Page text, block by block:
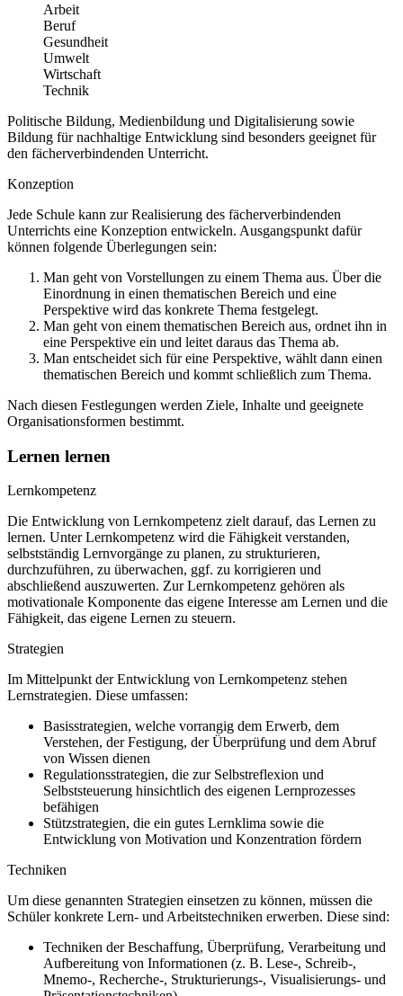
Arbeit
Beruf
Gesundheit
Umwelt
Wirtschaft
Technik
Politische Bildung, Medienbildung und Digitalisierung sowie
Bildung für nachhaltige Entwicklung sind besonders geeignet für
den fächerverbindenden Unterricht.
Konzeption
Jede Schule kann zur Realisierung des fächerverbindenden
Unterrichts eine Konzeption entwickeln. Ausgangspunkt dafür
können folgende Überlegungen sein:
Man geht von Vorstellungen zu einem Thema aus. Über die
Einordnung in einen thematischen Bereich und eine
Perspektive wird das konkrete Thema festgelegt.
Man geht von einem thematischen Bereich aus, ordnet ihn in
eine Perspektive ein und leitet daraus das Thema ab.
Man entscheidet sich für eine Perspektive, wählt dann einen
thematischen Bereich und kommt schließlich zum Thema.
Nach diesen Festlegungen werden Ziele, Inhalte und geeignete
Organisationsformen bestimmt.
Lernen lernen
Lernkompetenz
Die Entwicklung von Lernkompetenz zielt darauf, das Lernen zu
lernen. Unter Lernkompetenz wird die Fähigkeit verstanden,
selbstständig Lernvorgänge zu planen, zu strukturieren,
durchzuführen, zu überwachen, ggf. zu korrigieren und
abschließend auszuwerten. Zur Lernkompetenz gehören als
motivationale Komponente das eigene Interesse am Lernen und die
Fähigkeit, das eigene Lernen zu steuern.
Strategien
Im Mittelpunkt der Entwicklung von Lernkompetenz stehen
Lernstrategien. Diese umfassen:
Basisstrategien, welche vorrangig dem Erwerb, dem
Verstehen, der Festigung, der Überprüfung und dem Abruf
von Wissen dienen
Regulationsstrategien, die zur Selbstreflexion und
Selbststeuerung hinsichtlich des eigenen Lernprozesses
befähigen
Stützstrategien, die ein gutes Lernklima sowie die
Entwicklung von Motivation und Konzentration fördern
Techniken
Um diese genannten Strategien einsetzen zu können, müssen die
Schüler konkrete Lern- und Arbeitstechniken erwerben. Diese sind:
Techniken der Beschaffung, Überprüfung, Verarbeitung und
Aufbereitung von Informationen (z. B. Lese-, Schreib-,
Mnemo-, Recherche-, Strukturierungs-, Visualisierungs- und